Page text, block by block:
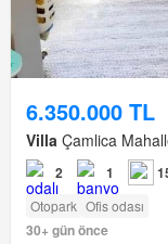
6.350.000 TL
Villa Çamlica
2 1
Otopark Ofis odası
30+ gün önce